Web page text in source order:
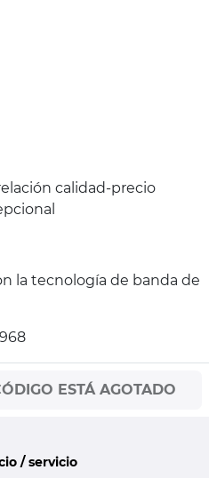
calidad-precio
la tecnología de banda de
ESTÁ AGOTADO
/ servicio